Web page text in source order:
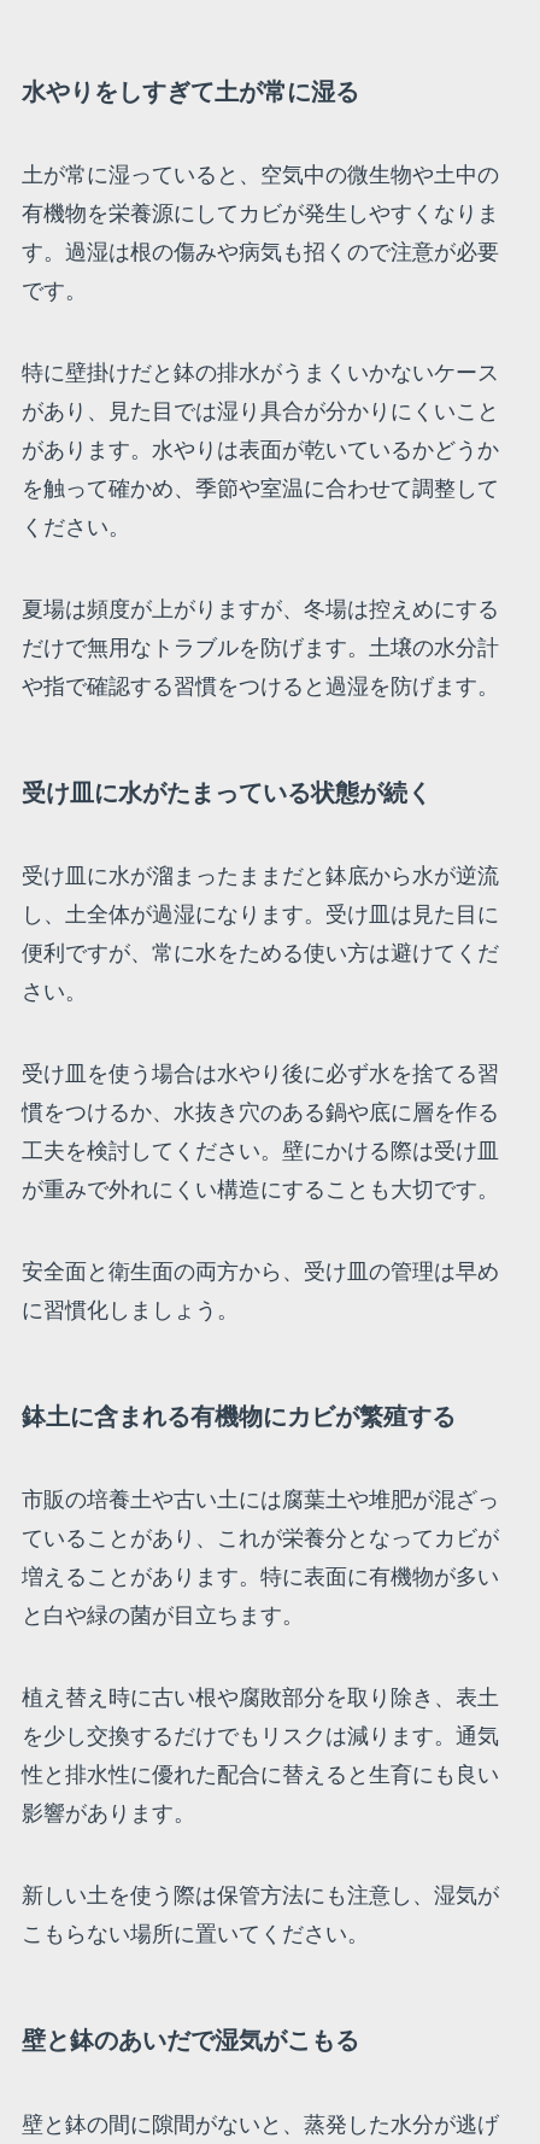
水やりをしすぎて土が常に湿る
土が常に湿っていると、空気中の微生物や土中の
有機物を栄養源にしてカビが発生しやすくなりま
す。過湿は根の傷みや病気も招くので注意が必要
です。
特に壁掛けだと鉢の排水がうまくいかないケース
があり、見た目では湿り具合が分かりにくいこと
があります。水やりは表面が乾いているかどうか
を触って確かめ、季節や室温に合わせて調整して
ください。
夏場は頻度が上がりますが、冬場は控えめにする
だけで無用なトラブルを防げます。土壌の水分計
や指で確認する習慣をつけると過湿を防げます。
受け皿に水がたまっている状態が続く
受け皿に水が溜まったままだと鉢底から水が逆流
し、土全体が過湿になります。受け皿は見た目に
便利ですが、常に水をためる使い方は避けてくだ
さい。
受け皿を使う場合は水やり後に必ず水を捨てる習
慣をつけるか、水抜き穴のある鍋や底に層を作る
工夫を検討してください。壁にかける際は受け皿
が重みで外れにくい構造にすることも大切です。
安全面と衛生面の両方から、受け皿の管理は早め
に習慣化しましょう。
鉢土に含まれる有機物にカビが繁殖する
市販の培養土や古い土には腐葉土や堆肥が混ざっ
ていることがあり、これが栄養分となってカビが
増えることがあります。特に表面に有機物が多い
と白や緑の菌が目立ちます。
植え替え時に古い根や腐敗部分を取り除き、表土
を少し交換するだけでもリスクは減ります。通気
性と排水性に優れた配合に替えると生育にも良い
影響があります。
新しい土を使う際は保管方法にも注意し、湿気が
こもらない場所に置いてください。
壁と鉢のあいだで湿気がこもる
壁と鉢の間に隙間がないと、蒸発した水分が逃げ